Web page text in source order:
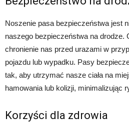
Noszenie pasa bezpieczeństwa jest
naszego bezpieczeństwa na drodze.
chronienie nas przed urazami w
pojazdu lub wypadku. Pasy
tak, aby utrzymać nasze ciała na
hamowania lub kolizji, minimalizując
Korzyści dla zdrowia